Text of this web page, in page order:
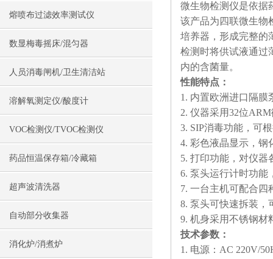
熔喷布过滤效率测试仪
数显梅毒摇床/混匀器
人员消毒闸机/卫生清洁站
溶解氧测定仪/酸度计
VOC检测仪/TVOC检测仪
药品恒温保存箱/冷藏箱
超声波清洗器
自动部分收集器
消化炉/消煮炉
微生物检测仪是依据
该产品为四联微生物
培养器，形成完整的
检测时将供试液通过
内的含菌量。
性能特点：
1. 内置欧洲进口隔
2. 仪器采用32位
3. SIP消毒功能，可
4. 彩色液晶显示，钢
5. 打印功能，对仪器
6. 泵头运行计时功能
7. 一台主机可配合四
8. 泵头可快速拆装
9. 机身采用不锈钢材
技术参数：
1. 电源：AC 220V/